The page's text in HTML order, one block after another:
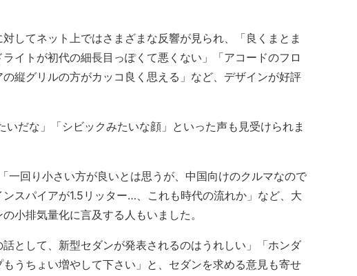
してネット上ではさまざまな反響が見られ、「良くまとま
イトが初代の細長目っぽくて悪くない」「アコードのフロ
縦グリルの方がカッコ良く思える」など、デザインが好評
だな」「シビックみたいな顔」といった声も見受けられま
回り小さい方が良いとは思うが、中国向けのクルマなので
スパイアが1.5リッター…、これも時代の流れか」など、大
小排気量化に言及する人もいました。
として、新型セダンが発表されるのはうれしい」「ホンダ
うちょい増やして下さい」と、セダンを求める意見も寄せ